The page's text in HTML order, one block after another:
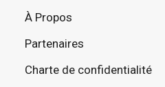
À Propos
Partenaires
Charte de confidentialité